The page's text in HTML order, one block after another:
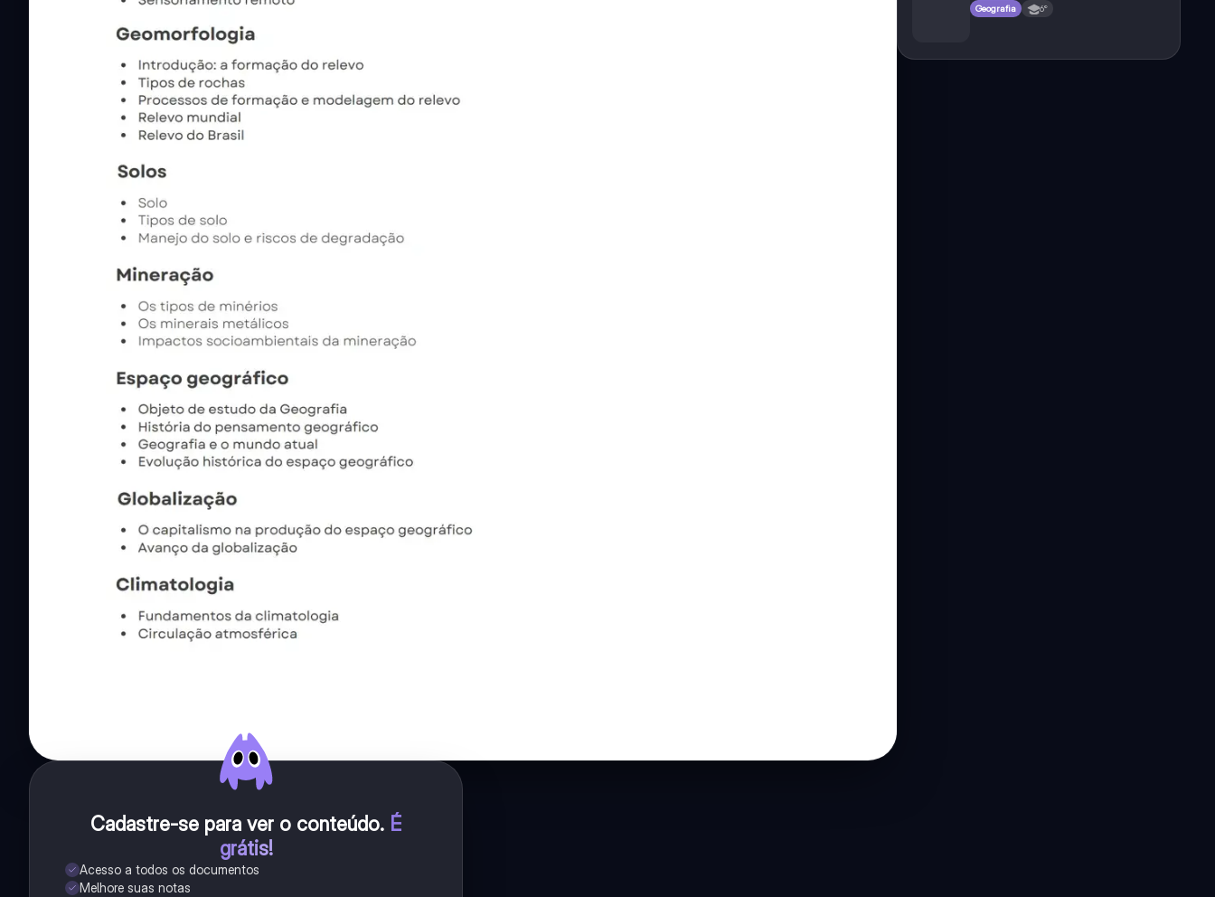
Cadastre-se para ver o conteúdo. É
grátis!
Acesso a todos os documentos
Melhore suas notas
Geografia 6°